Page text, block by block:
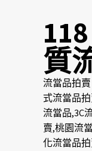
質
流當品拍
式流當品
流當品,3C
賣,桃園流
化流當品